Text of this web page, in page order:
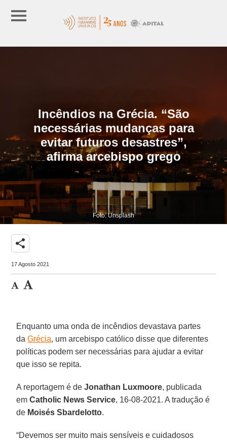
Incêndios na Grécia. “São
necessárias mudanças para
evitar futuros desastres”,
afirma arcebispo grego
Foto: Unsplash
share
17 Agosto 2021
Enquanto uma onda de incêndios devastava partes
daGrécia, um arcebispo católico disse que diferentes
políticas podem ser necessárias para ajudar a evitar
que isso se repita.
A reportagem é deJonathan Luxmoore, publicada
emCatholic News Service, 16-08-2021. A tradução é
de Moisés Sbardelotto.
“Devemos ser muito mais sensíveis e cuidadosos